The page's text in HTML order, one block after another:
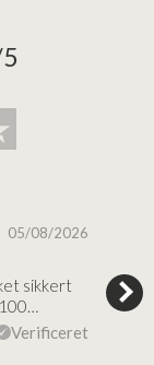
05/08/2026
sikkert
Verificeret